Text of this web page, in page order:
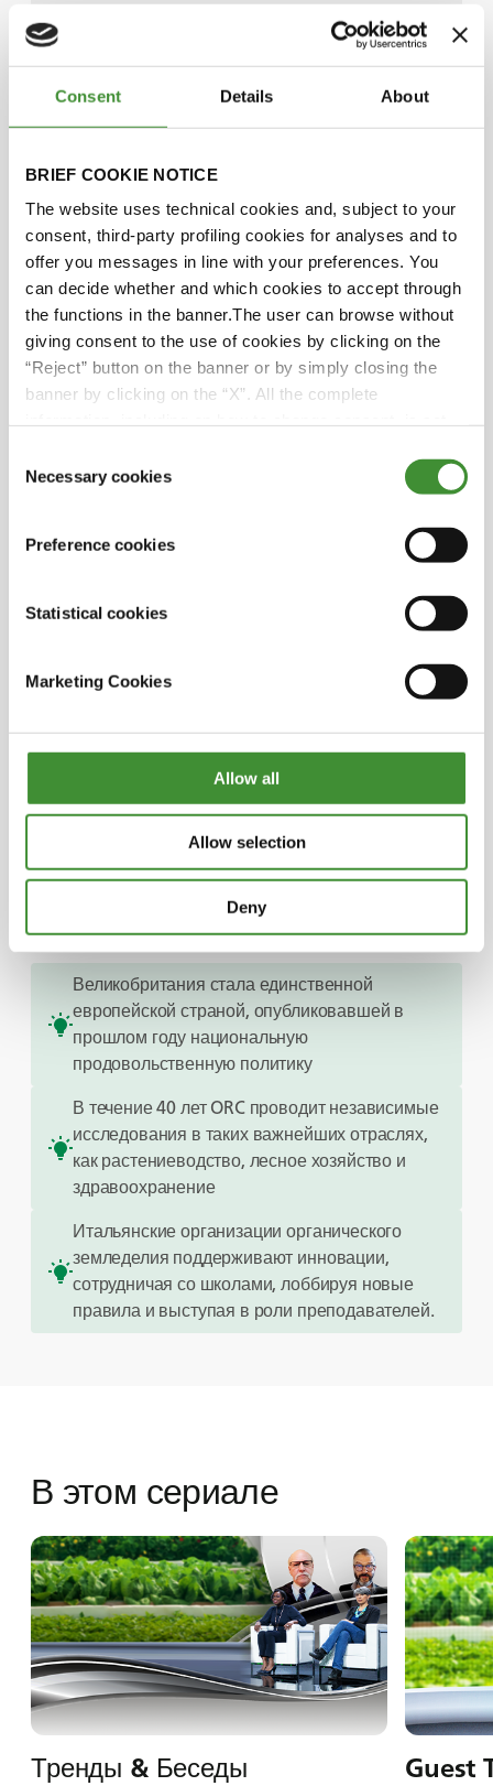
Consent Details About
BRIEF COOKIE NOTICE
The website uses technical cookies and, subject to your
consent, third-party profiling cookies for analyses and to
offer you messages in line with your preferences. You
can decide whether and which cookies to accept through
the functions in the banner.The user can browse without
giving consent to the use of cookies by clicking on the
“Reject” button on the banner or by simply closing the
banner by clicking on the “X”. All the complete
Selection
Necessary cookies
Preference cookies
Statistical cookies
Marketing Cookies
Allow all
Allow selection
Deny
И, наконец, мы отправляемся в Италию, где
Cristina Micheloni из Итальянской Ассоциации
важнейшей роли государственных закупок в
развитии органического земледелия. Узнайте о
необходимости объединения усилий
потребителей и граждан в стремлении
накормить растущее население планеты
экологически чистыми продуктами питания.
В этом выпуске мы раскроем все тонкости
глобальных трендов органического земледелия
и их влияние на здоровье, окружающую среду и
производство продуктов питания. Это
Главные герои
Barbara Bray
Roger Kerr
Jeff Moyer
Cristina Micheloni
Великобритания стала единственной
европейской страной, опубликовавшей в
прошлом году национальную
продовольственную политику
В течение 40 лет ORC проводит независимые
исследования в таких важнейших отраслях,
как растениеводство, лесное хозяйство и
здравоохранение
Итальянские организации органического
земледелия поддерживают инновации,
сотрудничая со школами, лоббируя новые
правила и выступая в роли преподавателей.
В этом сериале
Тренды & Беседы Guest